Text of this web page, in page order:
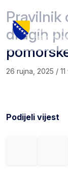
Pravilnik
drugih
26 rujna, 2025 /
Podijeli vijest